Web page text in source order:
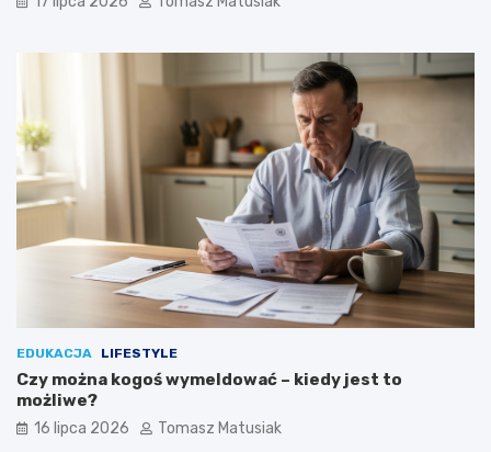
EDUKACJA LIFESTYLE
Czy można kogoś wymeldować – kiedy jest to
możliwe?
16 lipca 2026 Tomasz Matusiak